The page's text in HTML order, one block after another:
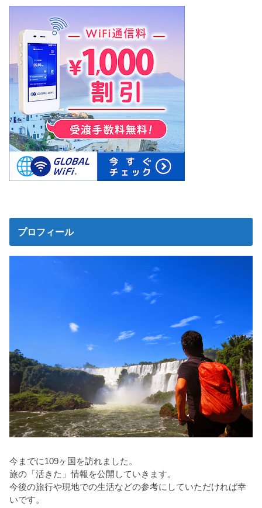
プロフィール
今までに109ヶ国を訪れました。
旅の「活きた」情報を公開していきます。
今後の旅行や現地での生活などの参考にしていただければ幸
いです。